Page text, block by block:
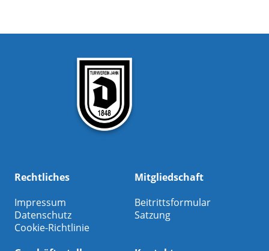
Rechtliches
Impressum
Datenschutz
Cookie-Richtlinie
Mitgliedschaft
Beitrittsformular
Satzung